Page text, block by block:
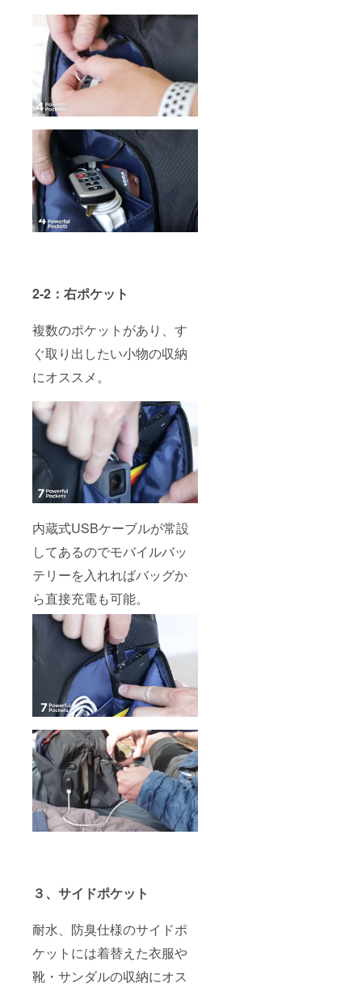
2-2：右ポケット
複数のポケットがあり、す
ぐ取り出したい小物の収納
にオススメ。
内蔵式USBケーブルが常設
してあるのでモバイルバッ
テリーを入れればバッグか
ら直接充電も可能。
３、サイドポケット
耐水、防臭仕様のサイドポ
ケットには着替えた衣服や
靴・サンダルの収納にオス